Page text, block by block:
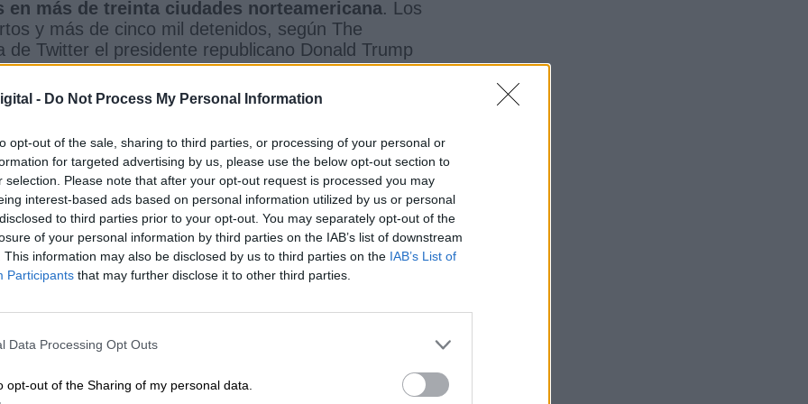
- Do Not Process My Personal Information
opt-out of the sale, sharing to third parties, or processing of your personal or
for targeted advertising by us, please use the below opt-out section to
selection. Please note that after your opt-out request is processed you may
interest-based ads based on personal information utilized by us or personal
to third parties prior to your opt-out. You may separately opt-out of the
of your personal information by third parties on the IAB’s list of downstream
This information may also be disclosed by us to third parties on the IAB’s List of
Participants that may further disclose it to other third parties.
Data Processing Opt Outs
opt-out of the Sharing of my personal data.
más de treinta ciudades norteamericana. Los
y más de cinco mil detenidos, según The
Twitter el presidente republicano Donald Trump
progresistas tienen que volverse MUCHO más
se meterá y hará lo que hay que hacer. Y eso
la familia de la víctima salió a repudiar la
pacíficas, “Él era un motivador pacífico”,
en una entrevista con ABC News.
a arder por las protestas por la
Floyd
de la Guardia Nacional se desplegaron en
provocó que los gobierno promulgaran un toque